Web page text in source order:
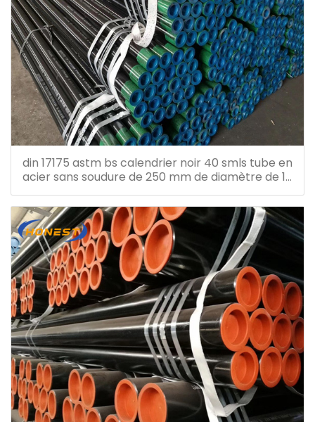
din 17175 astm bs calendrier noir 40 smls tube en
acier sans soudure de 250 mm de diamètre de 10